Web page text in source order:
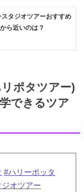
タジオツアーおすすめ
ら近いのは？
ポタツアー)
できるツア
#ハリーポッタ
オツアー